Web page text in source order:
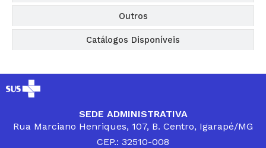
Outros
Catálogos Disponíveis
SEDE ADMINISTRATIVA
Rua Marciano Henriques, 107, B. Centro, Igarapé/MG
CEP.: 32510-008